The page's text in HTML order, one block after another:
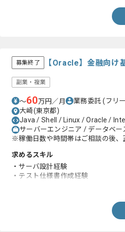
募集終了 【Oracle】金融向け
副業・複業
〜60万円／月 業務委託(フリ
大崎(東京都)
Java / Shell / Linux / Oracle /
サーバーエンジニア / データベー
※稼働日数や時間帯はご相談の後、
求めるスキル
・サーバ設計経験
・テスト仕様書作成経験